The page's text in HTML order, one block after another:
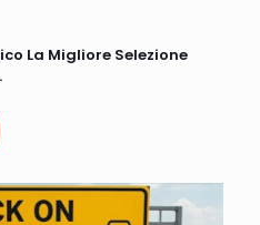
La Migliore Selezione